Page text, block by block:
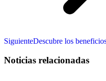
SiguientePublicación
Descubre los
Noticias relacionadas